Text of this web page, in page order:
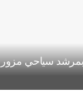
سياحي مزور